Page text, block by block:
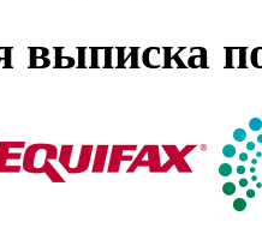
выписка